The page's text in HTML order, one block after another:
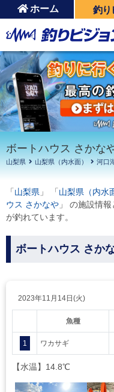
ホーム 釣り
ボートハウス さかな
山梨県 山梨県（内水面） 河口
「 山梨県 」 「 山梨県（内水
ウス さかなや 」 の施設情
が釣れています。
ボートハウス さか
2023年11月14日(火)
魚種
1 ワカサギ
【水温】14.8℃
周辺の施設を見る